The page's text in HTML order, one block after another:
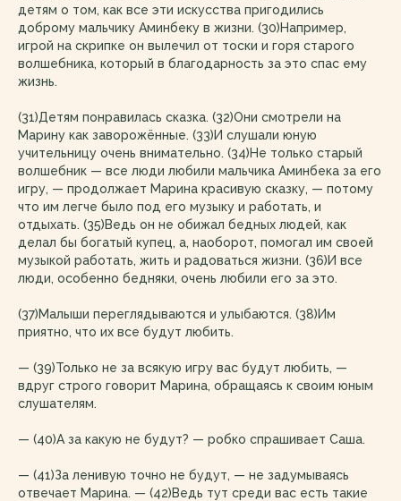
детям о том, как все эти искусства пригодились
доброму мальчику Аминбеку в жизни. (30)Например,
игрой на скрипке он вылечил от тоски и горя старого
волшебника, который в благодарность за это спас ему
жизнь.
(31)Детям понравилась сказка. (32)Они смотрели на
Марину как заворожённые. (33)И слушали юную
учительницу очень внимательно. (34)Не только старый
волшебник — все люди любили мальчика Аминбека за его
игру, — продолжает Марина красивую сказку, — потому
что им легче было под его музыку и работать, и
отдыхать. (35)Ведь он не обижал бедных людей, как
делал бы богатый купец, а, наоборот, помогал им своей
музыкой работать, жить и радоваться жизни. (36)И все
люди, особенно бедняки, очень любили его за это.
(37)Малыши переглядываются и улыбаются. (38)Им
приятно, что их все будут любить.
— (39)Только не за всякую игру вас будут любить, —
вдруг строго говорит Марина, обращаясь к своим юным
слушателям.
— (40)А за какую не будут? — робко спрашивает Саша.
— (41)За ленивую точно не будут, — не задумываясь
отвечает Марина. — (42)Ведь тут среди вас есть такие